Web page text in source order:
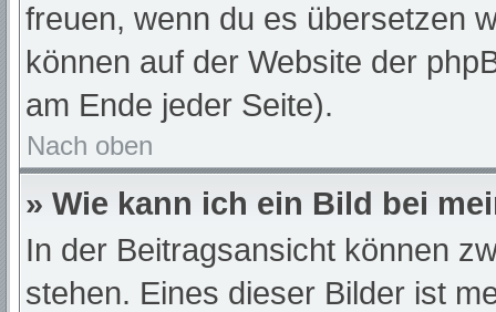
freuen, wenn du es übersetzen
können auf der Website der
am Ende jeder Seite).
Nach oben
» Wie kann ich ein Bild bei
In der Beitragsansicht können
stehen. Eines dieser Bilder ist